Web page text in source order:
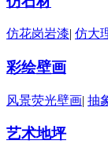
仿花岗岩漆| 仿大
彩绘壁画
风景荧光壁画| 抽
艺术地坪